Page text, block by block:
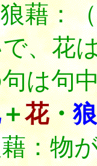
藉：
、花
は句
＋花・
：物